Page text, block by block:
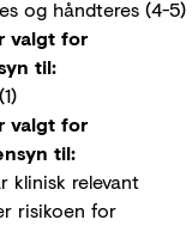
og håndteres (4-5)
valgt for
til:
valgt for
til:
klinisk relevant
risikoen for